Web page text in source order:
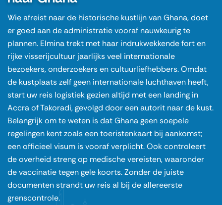
Wie afreist naar de historische kustlijn van Ghana, doet
er goed aan de administratie vooraf nauwkeurig te
plannen. Elmina trekt met haar indrukwekkende fort en
rijke visserijcultuur jaarlijks veel internationale
bezoekers, onderzoekers en cultuurliefhebbers. Omdat
de kustplaats zelf geen internationale luchthaven heeft,
start uw reis logistiek gezien altijd met een landing in
Accra of Takoradi, gevolgd door een autorit naar de kust.
Belangrijk om te weten is dat Ghana geen soepele
regelingen kent zoals een toeristenkaart bij aankomst;
een officieel visum is vooraf verplicht. Ook controleert
de overheid streng op medische vereisten, waaronder
de vaccinatie tegen gele koorts. Zonder de juiste
documenten strandt uw reis al bij de allereerste
grenscontrole.